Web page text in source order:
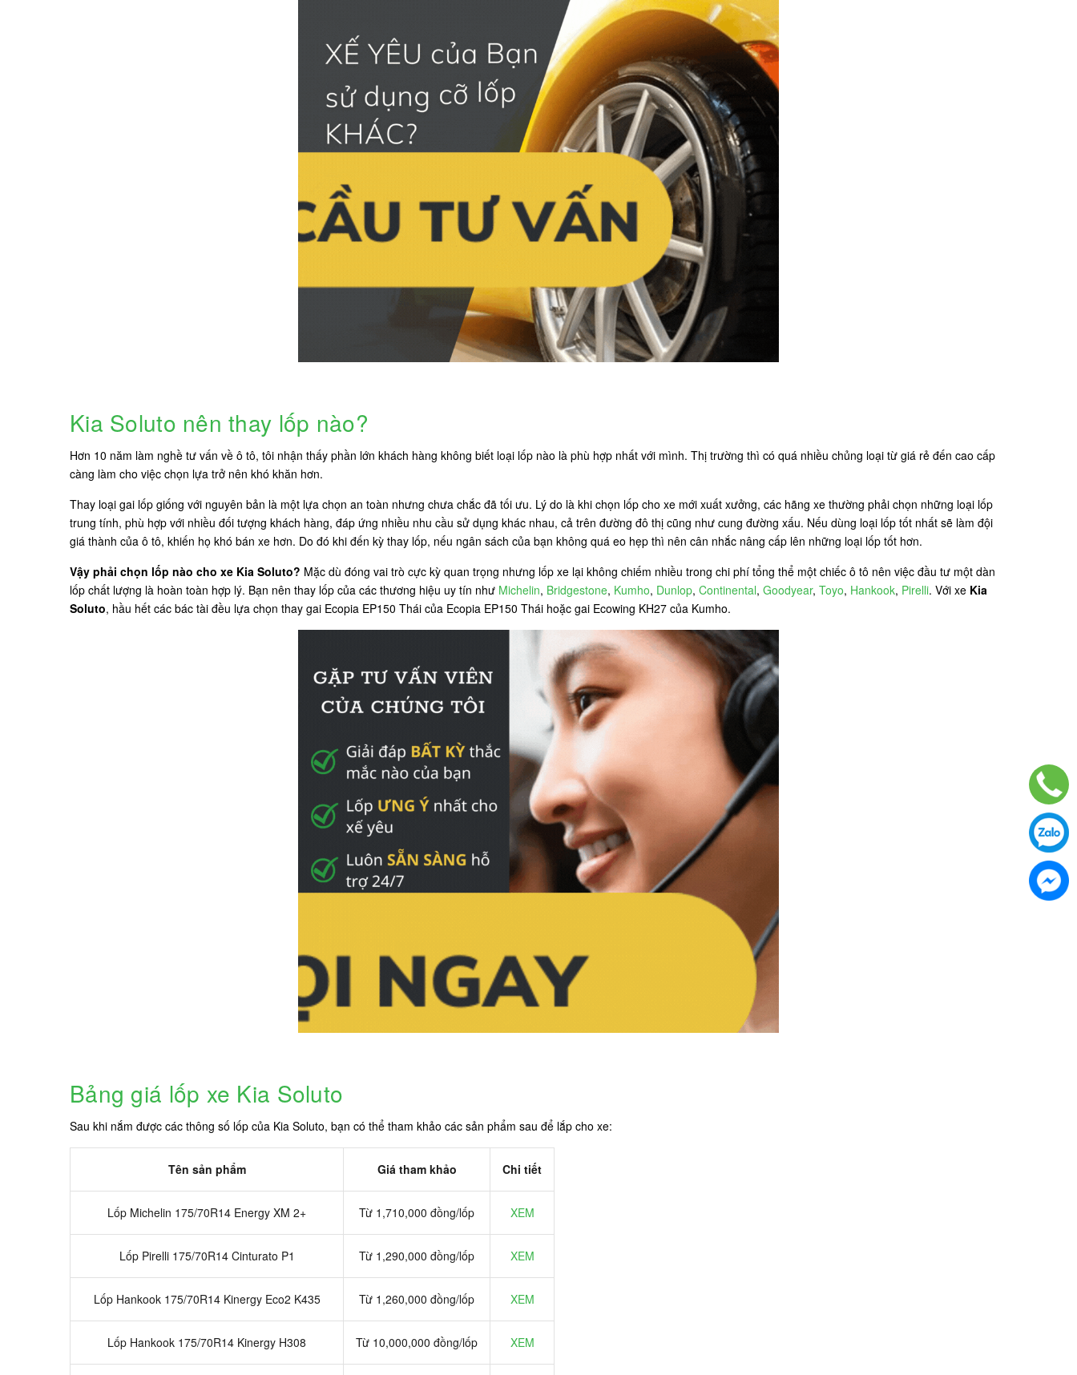
Kia Soluto nên thay lốp nào?
Hơn 10 năm làm nghề tư vấn về ô tô, tôi nhận thấy phần lớn khách hàng không biết loại lốp nào là phù hợp nhất với mình. Thị trường thì có quá nhiều chủng loại từ giá rẻ đến cao cấp
càng làm cho việc chọn lựa trở nên khó khăn hơn.
Thay loại gai lốp giống với nguyên bản là một lựa chọn an toàn nhưng chưa chắc đã tối ưu. Lý do là khi chọn lốp cho xe mới xuất xưởng, các hãng xe thường phải chọn những loại lốp
trung tính, phù hợp với nhiều đối tượng khách hàng, đáp ứng nhiều nhu cầu sử dụng khác nhau, cả trên đường đô thị cũng như cung đường xấu. Nếu dùng loại lốp tốt nhất sẽ làm đội
giá thành của ô tô, khiến họ khó bán xe hơn. Do đó khi đến kỳ thay lốp, nếu ngân sách của bạn không quá eo hẹp thì nên cân nhắc nâng cấp lên những loại lốp tốt hơn.
Vậy phải chọn lốp nào cho xe Kia Soluto? Mặc dù đóng vai trò cực kỳ quan trọng nhưng lốp xe lại không chiếm nhiều trong chi phí tổng thể một chiếc ô tô nên việc đầu tư một dàn
lốp chất lượng là hoàn toàn hợp lý. Bạn nên thay lốp của các thương hiệu uy tín như Michelin, Bridgestone, Kumho, Dunlop, Continental, Goodyear, Toyo, Hankook, Pirelli. Với xe Kia
Soluto, hầu hết các bác tài đều lựa chọn thay gai Ecopia EP150 Thái của Ecopia EP150 Thái hoặc gai Ecowing KH27 của Kumho.
Bảng giá lốp xe Kia Soluto
Sau khi nắm được các thông số lốp của Kia Soluto, bạn có thể tham khảo các sản phẩm sau để lắp cho xe:
Tên sản phẩm Giá tham khảo Chi tiết
Lốp Michelin 175/70R14 Energy XM 2+ Từ 1,710,000 đồng/lốp XEM
Lốp Pirelli 175/70R14 Cinturato P1 Từ 1,290,000 đồng/lốp XEM
Lốp Hankook 175/70R14 Kinergy Eco2 K435 Từ 1,260,000 đồng/lốp XEM
Lốp Hankook 175/70R14 Kinergy H308 Từ 10,000,000 đồng/lốp XEM